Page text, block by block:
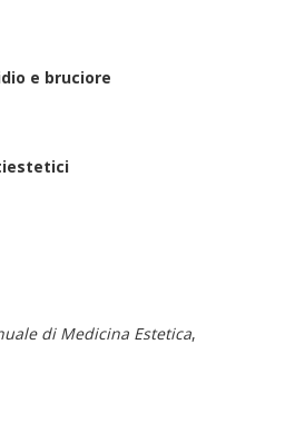
e bruciore
di Medicina Estetica,